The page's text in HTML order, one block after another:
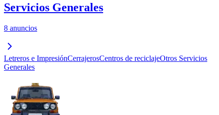
Servicios Generales
8 anuncios
Letreros e ImpresiónCerrajerosCentros de reciclajeOtros Servicios
Generales